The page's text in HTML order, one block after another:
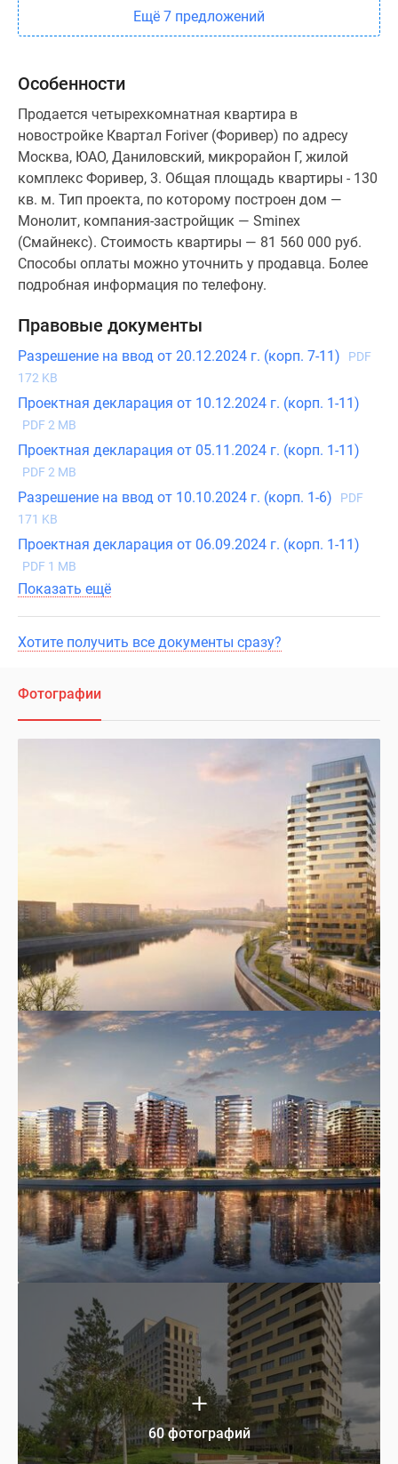
Ещё 7 предложений
Особенности
Продается четырехкомнатная квартира в
новостройке Квартал Foriver (Форивер) по адресу
Москва, ЮАО, Даниловский, микрорайон Г, жилой
комплекс Форивер, 3. Общая площадь квартиры - 130
кв. м. Тип проекта, по которому построен дом —
Монолит, компания-застройщик — Sminex
(Смайнекс). Стоимость квартиры — 81 560 000 руб.
Способы оплаты можно уточнить у продавца. Более
подробная информация по телефону.
Правовые документы
Разрешение на ввод от 20.12.2024 г. (корп. 7-11)
PDF
172 KB
Проектная декларация от 10.12.2024 г. (корп. 1-11)
PDF 2 MB
Проектная декларация от 05.11.2024 г. (корп. 1-11)
PDF 2 MB
Разрешение на ввод от 10.10.2024 г. (корп. 1-6)
PDF
171 KB
Проектная декларация от 06.09.2024 г. (корп. 1-11)
PDF 1 MB
Показать ещё
Хотите получить все документы сразу?
Фотографии
60 фотографий